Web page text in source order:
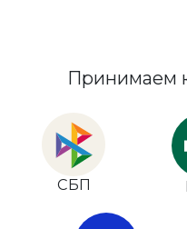
Принимаем
СБП